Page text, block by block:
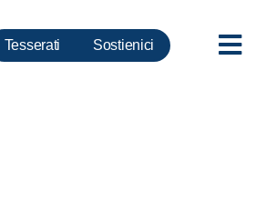
Tesserati Sostienici